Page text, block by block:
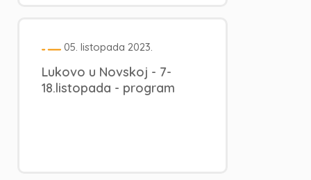
05. listopada 2023.
Lukovo u Novskoj - 7-
18.listopada - program